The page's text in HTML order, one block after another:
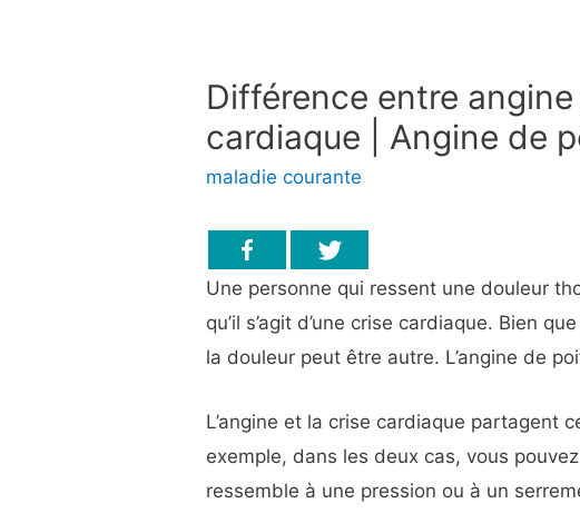
Différence entre
cardiaque | Angine de
maladie courante
Une personne qui ressent une douleur
qu’il s’agit d’une crise cardiaque. Bien
la douleur peut être autre. L’angine de
L’angine et la crise cardiaque partagent
exemple, dans les deux cas, vous
ressemble à une pression ou à un